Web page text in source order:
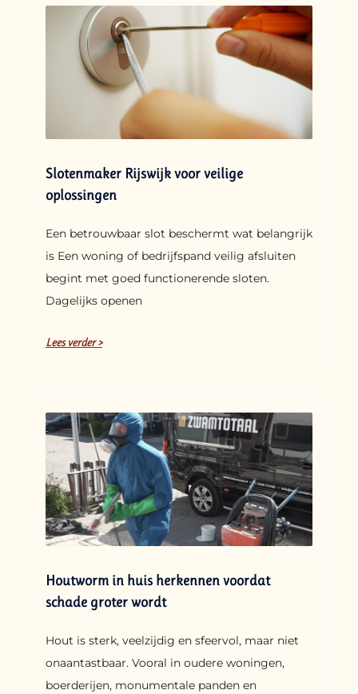
Slotenmaker Rijswijk voor veilige
oplossingen
Een betrouwbaar slot beschermt wat belangrijk
is Een woning of bedrijfspand veilig afsluiten
begint met goed functionerende sloten.
Dagelijks openen
Lees verder >
Houtworm in huis herkennen voordat
schade groter wordt
Hout is sterk, veelzijdig en sfeervol, maar niet
onaantastbaar. Vooral in oudere woningen,
boerderijen, monumentale panden en